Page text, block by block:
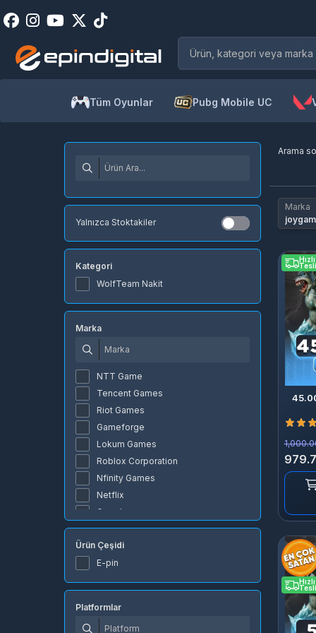
Tüm Oyunlar Pubg Mobile UC
Yalnızca Stoktakiler
Kategori
WolfTeam Nakit
Marka
NTT Game
Tencent Games
Riot Games
Gameforge
Lokum Games
Roblox Corporation
Nfinity Games
Netflix
Google
Valve Corporation
Apple
PlayStation
PUBG Studios
MOONTON Games
Ürün Çeşidi
E-pin
Platformlar
Arama
Marka
Hızlı
Hızlı